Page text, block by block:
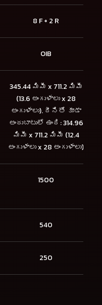
8 F + 2 R
OIB
345.44 మిమీ x 711.2 మిమీ
(13.6 అంగుళాలు x 28
అంగుళాలు). దీనితో కూడా
అందుబాటులో ఉంది: 314.96
మిమీ x 711.2 మిమీ (12.4
అంగుళాలు x 28 అంగుళాలు)
1500
540
250